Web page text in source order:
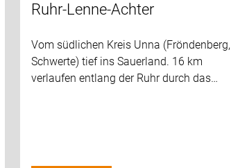
Ruhr-Lenne-Achter
Vom südlichen Kreis Unna (Fröndenberg,
Schwerte) tief ins Sauerland. 16 km
verlaufen entlang der Ruhr durch das…